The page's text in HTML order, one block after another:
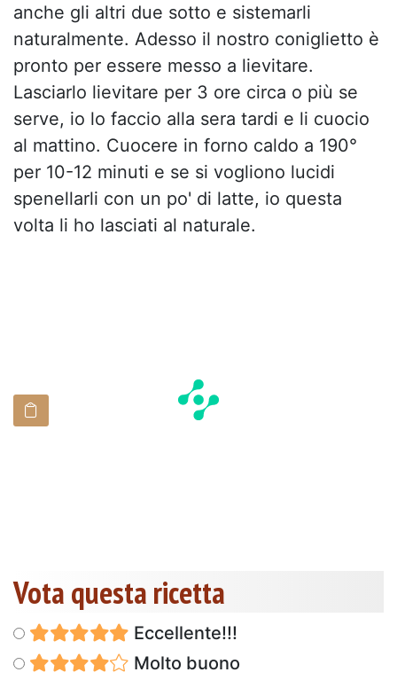
anche gli altri due sotto e sistemarli
naturalmente. Adesso il nostro coniglietto è
pronto per essere messo a lievitare.
Lasciarlo lievitare per 3 ore circa o più se
serve, io lo faccio alla sera tardi e li cuocio
al mattino. Cuocere in forno caldo a 190°
per 10-12 minuti e se si vogliono lucidi
spenellarli con un po' di latte, io questa
volta li ho lasciati al naturale.
Vota questa ricetta
Eccellente!!!
Molto buono